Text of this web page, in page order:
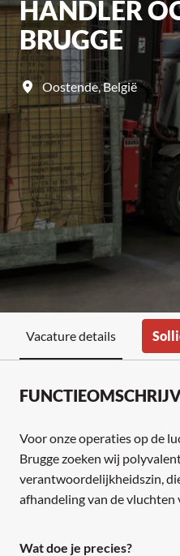
HANDLER
BRUGGE
Oostende, België
Vacature details
Voor onze operaties op de
Brugge zoeken wij
verantwoordelijkheidszin,
afhandeling van de vluchten
Wat doe je precies?